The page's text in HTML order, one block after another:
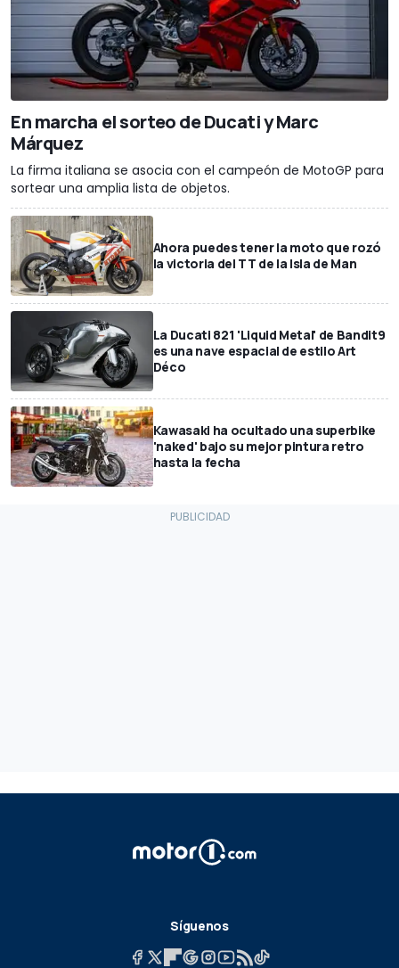
En marcha el sorteo de Ducati y Marc
Márquez
La firma italiana se asocia con el campeón de MotoGP para
sortear una amplia lista de objetos.
Ahora puedes tener la moto que rozó
la victoria del TT de la Isla de Man
La Ducati 821 'Liquid Metal' de Bandit9
es una nave espacial de estilo Art
Déco
Kawasaki ha ocultado una superbike
'naked' bajo su mejor pintura retro
hasta la fecha
Síguenos